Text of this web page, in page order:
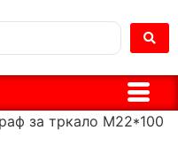
за тркало М22*100